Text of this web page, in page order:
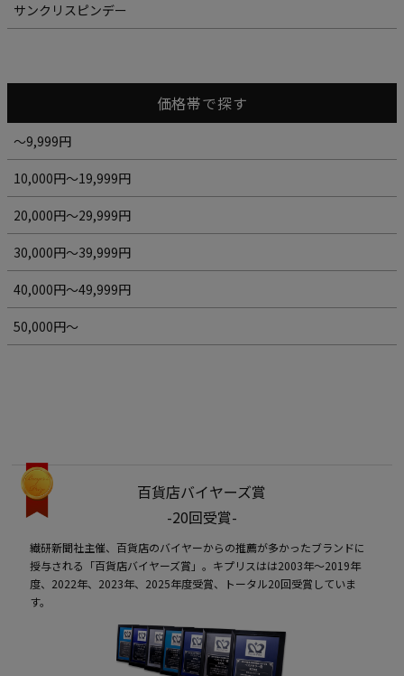
サンクリスピンデー
価格帯で探す
～9,999円
10,000円～19,999円
20,000円～29,999円
30,000円～39,999円
40,000円～49,999円
50,000円～
百貨店バイヤーズ賞
-20回受賞-
繊研新聞社主催、百貨店のバイヤーからの推薦が多かったブランドに
授与される「百貨店バイヤーズ賞」。キプリスはは2003年〜2019年
度、2022年、2023年、2025年度受賞、トータル20回受賞していま
す。